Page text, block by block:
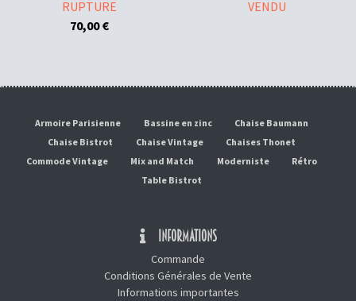
RUPTURE
70,00€
VENDU
Armoire Parisienne Bassine en zinc
Chaise Baumann
Chaise Bistrot
Chaise Vintage
Chaises Thonet
Commode Vintage
Mix and Match Moderniste
Rétro
Table Bistrot
INFORMATIONS
Commande
Conditions Générales de Vente
Informations importantes